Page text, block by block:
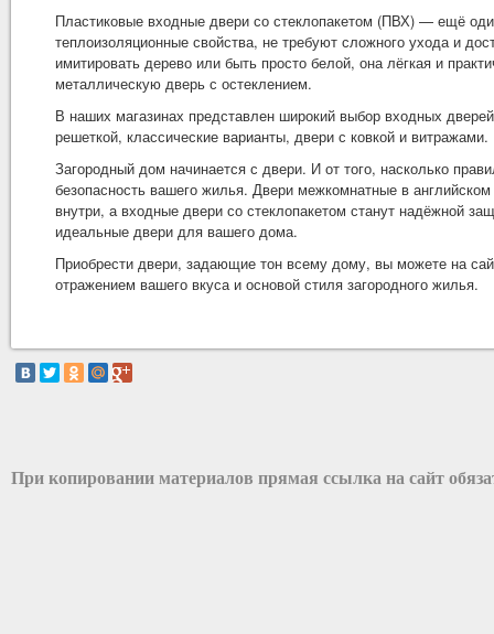
Пластиковые входные двери со стеклопакетом (ПВХ) — ещё
теплоизоляционные свойства, не требуют сложного ухода и
имитировать дерево или быть просто белой, она лёгкая и
металлическую дверь с остеклением.
В наших магазинах представлен широкий выбор входных
решеткой, классические варианты, двери с ковкой и
Загородный дом начинается с двери. И от того, насколько
безопасность вашего жилья. Двери межкомнатные в
внутри, а входные двери со стеклопакетом станут надёжной
идеальные двери для вашего дома.
Приобрести двери, задающие тон всему дому, вы можете на
отражением вашего вкуса и основой стиля загородного жилья.
При копировании материалов прямая ссылка на сайт